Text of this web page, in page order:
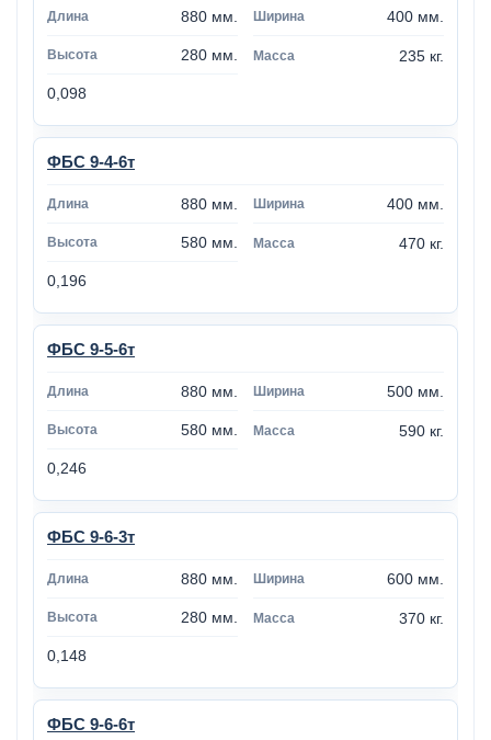
880 мм. 400 мм.
280 мм. 235 кг.
0,098
ФБС 9-4-6т
880 мм. 400 мм.
580 мм. 470 кг.
0,196
ФБС 9-5-6т
880 мм. 500 мм.
580 мм. 590 кг.
0,246
ФБС 9-6-3т
880 мм. 600 мм.
280 мм. 370 кг.
0,148
ФБС 9-6-6т